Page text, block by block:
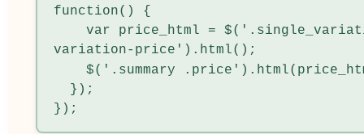
function() {
    var price_html = $('.single_variation_wrap .woocommerce-
variation-price').html();
    $('.summary .price').html(price_html);
});